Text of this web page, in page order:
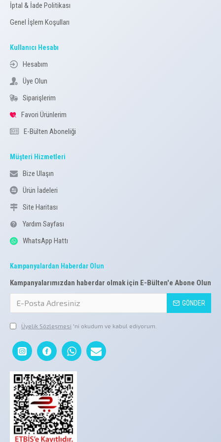
İptal & İade Politikası
Genel İşlem Koşulları
Kullanıcı Hesabı
Hesabım
Üye Olun
Siparişlerim
Favori Ürünlerim
E-Bülten Aboneliği
Müşteri Hizmetleri
Bize Ulaşın
Ürün İadeleri
Site Haritası
Yardım Sayfası
WhatsApp Hattı
Kampanyalardan Haberdar Olun
Kampanyalarımızdan haberdar olmak için E-Bülten'e Abone Olun
GÖNDER
Üyelik Sözleşmesi 'ni okudum ve kabul ediyorum.